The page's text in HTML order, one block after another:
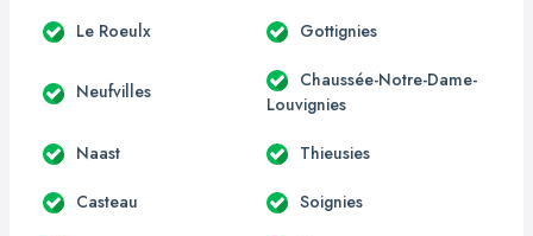
Le Roeulx Gottignies
Neufvilles
Chaussée-Notre-Dame-
Louvignies
Naast Thieusies
Casteau Soignies